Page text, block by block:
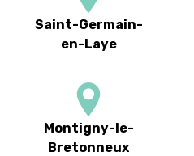
Saint-Germain-
en-Laye
Montigny-le-
Bretonneux